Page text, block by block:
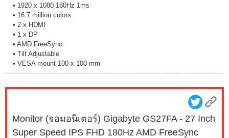
• 1920 x 1080 180Hz 1ms
• 16.7 million colors
• 2 x HDMI
• 1 x DP
• AMD FreeSync
• Tilt Adjustable
• VESA mount 100 x 100 mm
Monitor (จอมอนิเตอร์) Gigabyte GS27FA - 27 Inch
Super Speed IPS FHD 180Hz AMD FreeSync